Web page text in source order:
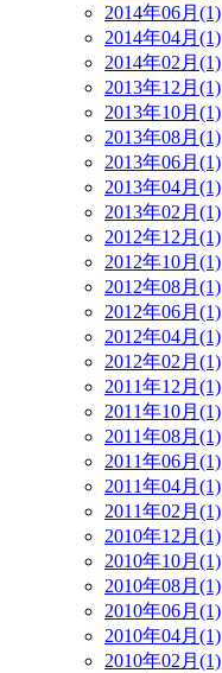
2014年06月(1)
2014年04月(1)
2014年02月(1)
2013年12月(1)
2013年10月(1)
2013年08月(1)
2013年06月(1)
2013年04月(1)
2013年02月(1)
2012年12月(1)
2012年10月(1)
2012年08月(1)
2012年06月(1)
2012年04月(1)
2012年02月(1)
2011年12月(1)
2011年10月(1)
2011年08月(1)
2011年06月(1)
2011年04月(1)
2011年02月(1)
2010年12月(1)
2010年10月(1)
2010年08月(1)
2010年06月(1)
2010年04月(1)
2010年02月(1)